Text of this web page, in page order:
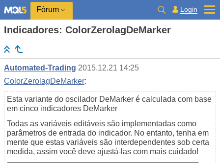
Fórum Login
Indicadores: ColorZerolagDeMarker
Automated-Trading 2015.12.21 14:25
ColorZerolagDeMarker:
Esta variante do oscilador DeMarker é calculada com base
em cinco indicadores DeMarker
Todas as variáveis ​​editáveis ​​são implementadas como
parâmetros de entrada do indicador. No entanto, tenha em
mente que estas variáveis ​​são interdependentes sob certa
medida, assim você deve ajustá-las com mais cuidado!